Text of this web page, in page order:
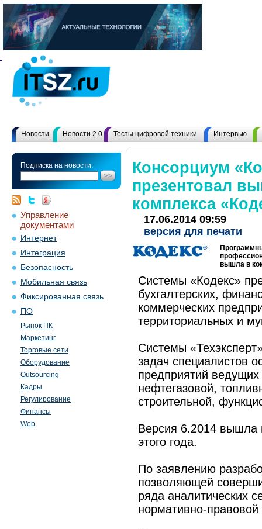
Новости Новости 2.0 Тесты цифровой техники Интервью
Подписка на новости:
Управление
документами
Интернет
Интеграция
Безопасность
Мобильная связь
Фиксированная связь
ПО
Рынок ПК
Маркетинг
Торговые сети
Оборудование
Outsourcing
Кадры
Регулирование
Финансы
Web
Консорциум
презентовал
комплекса
17.06.2014 09:59
версия для печати
вышла в
Системы «Кодекс»
бухгалтерских,
коммерческих
территориальных и
Системы
задач специалистов
предприятий
нефтегазовой,
строительной,
Версия 6.2014 вышла
этого года.
По заявлению
позволяющей
ряда аналитических
нормативно-